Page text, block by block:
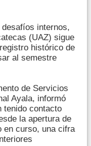
internos,
(UAZ) sigue
histórico de
al semestre
de Servicios
Ayala, informó
tenido contacto
la apertura de
en curso, una cifra